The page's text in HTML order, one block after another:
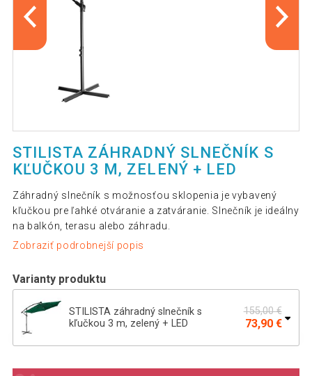
STILISTA ZÁHRADNÝ SLNEČNÍK S
KĽUČKOU 3 M, ZELENÝ + LED
Záhradný slnečník s možnosťou sklopenia je vybavený
kľučkou pre ľahké otváranie a zatváranie. Slnečník je ideálny
na balkón, terasu alebo záhradu.
Zobraziť podrobnejší popis
Varianty produktu
STILISTA záhradný slnečník s
kľučkou 3 m, zelený + LED
155,00 €
73,90 €
3 m, antracit + LED